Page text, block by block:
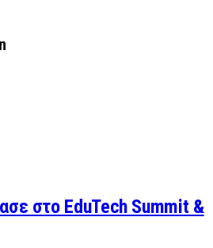
στο EduTech Summit &